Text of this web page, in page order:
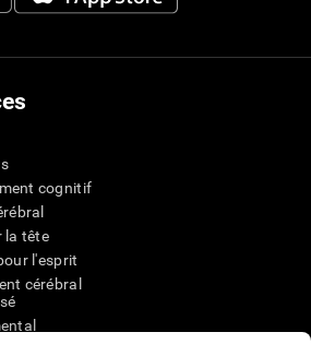
cognitif
la tête
l'esprit
cérébral